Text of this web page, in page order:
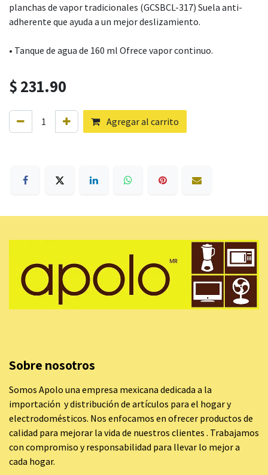
planchas de vapor tradicionales (GCSBCL-317) Suela anti-
adherente que ayuda a un mejor deslizamiento.
• Tanque de agua de 160 ml Ofrece vapor continuo.
$231.90
Agregar al carrito
Sobre nosotros
Somos Apolo una empresa mexicana dedicada a la
importación y distribución de artículos para el hogar y
electrodomésticos. Nos enfocamos en ofrecer productos de
calidad para mejorar la vida de nuestros clientes . Trabajamos
con compromiso y responsabilidad para llevar lo mejor a
cada hogar.